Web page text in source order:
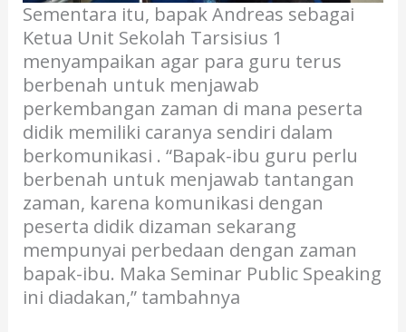
Sementara itu, bapak Andreas sebagai
Ketua Unit Sekolah Tarsisius 1
menyampaikan agar para guru terus
berbenah untuk menjawab
perkembangan zaman di mana peserta
didik memiliki caranya sendiri dalam
berkomunikasi . “Bapak-ibu guru perlu
berbenah untuk menjawab tantangan
zaman, karena komunikasi dengan
peserta didik dizaman sekarang
mempunyai perbedaan dengan zaman
bapak-ibu. Maka Seminar Public Speaking
ini diadakan,” tambahnya